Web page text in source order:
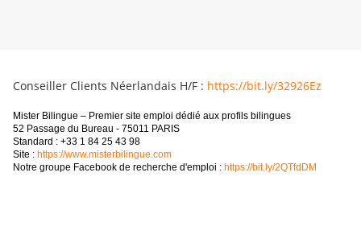
Conseiller Clients Néerlandais H/F : https://bit.ly/32926Ez
Mister Bilingue – Premier site emploi dédié aux profils bilingues
52 Passage du Bureau - 75011 PARIS
Standard : +33 1 84 25 43 98
Site : https://www.misterbilingue.com
Notre groupe Facebook de recherche d'emploi : https://bit.ly/2QTfdDM